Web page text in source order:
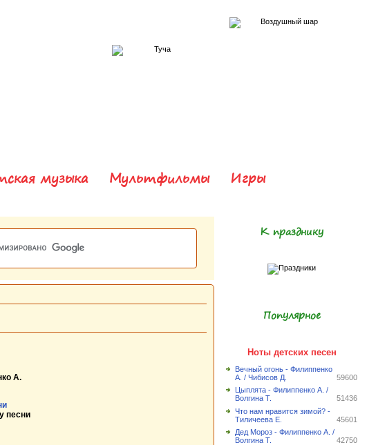
музыка Мультфильмы Игры
А.
песни
К празднику
Популярное
Ноты детских песен
Вечный огонь - Филиппенко
А. / Чибисов Д.
59600
Цыплята - Филиппенко А. /
Волгина Т.
51436
Что нам нравится зимой? -
Тиличеева Е.
45601
Дед Мороз - Филиппенко А. /
Волгина Т.
42750